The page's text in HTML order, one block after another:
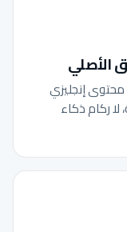
الأصلي
إنجليزي
لا ركام ذكاء